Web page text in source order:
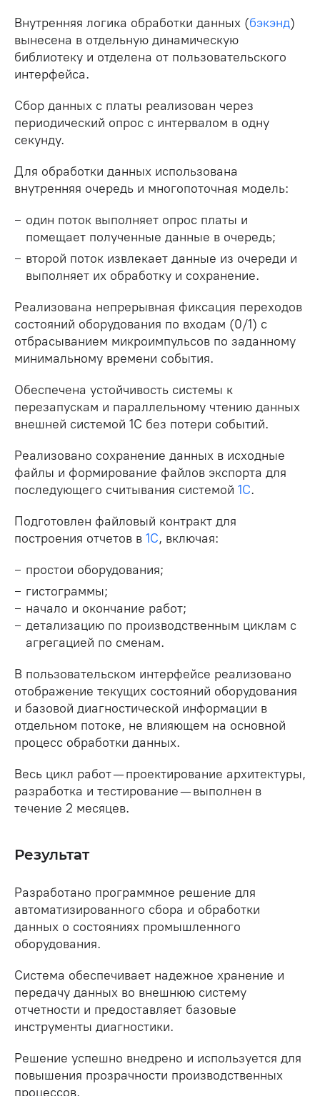
Внутренняя логика обработки данных (бэкэнд)
вынесена в отдельную динамическую
библиотеку и отделена от пользовательского
интерфейса.
Сбор данных с платы реализован через
периодический опрос с интервалом в одну
секунду.
Для обработки данных использована
внутренняя очередь и многопоточная модель:
один поток выполняет опрос платы и
помещает полученные данные в очередь;
второй поток извлекает данные из очереди и
выполняет их обработку и сохранение.
Реализована непрерывная фиксация переходов
состояний оборудования по входам (0/1) с
отбрасыванием микроимпульсов по заданному
минимальному времени события.
Обеспечена устойчивость системы к
перезапускам и параллельному чтению данных
внешней системой 1С без потери событий.
Реализовано сохранение данных в исходные
файлы и формирование файлов экспорта для
последующего считывания системой 1С.
Подготовлен файловый контракт для
построения отчетов в 1С, включая:
простои оборудования;
гистограммы;
начало и окончание работ;
детализацию по производственным циклам с
агрегацией по сменам.
В пользовательском интерфейсе реализовано
отображение текущих состояний оборудования
и базовой диагностической информации в
отдельном потоке, не влияющем на основной
процесс обработки данных.
Весь цикл работ — проектирование архитектуры,
разработка и тестирование — выполнен в
течение 2 месяцев.
Результат
Разработано программное решение для
автоматизированного сбора и обработки
данных о состояниях промышленного
оборудования.
Система обеспечивает надежное хранение и
передачу данных во внешнюю систему
отчетности и предоставляет базовые
инструменты диагностики.
Решение успешно внедрено и используется для
повышения прозрачности производственных
процессов.